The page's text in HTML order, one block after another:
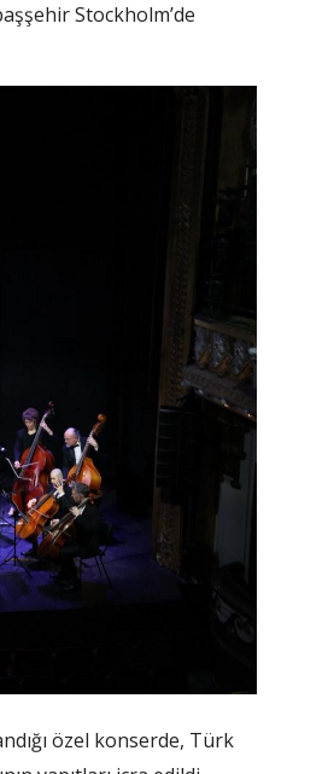
Stockholm’de
özel konserde, Türk